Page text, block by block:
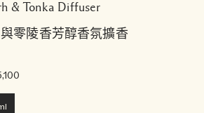
& Tonka Diffuser
零陵香芳醇香氛擴香